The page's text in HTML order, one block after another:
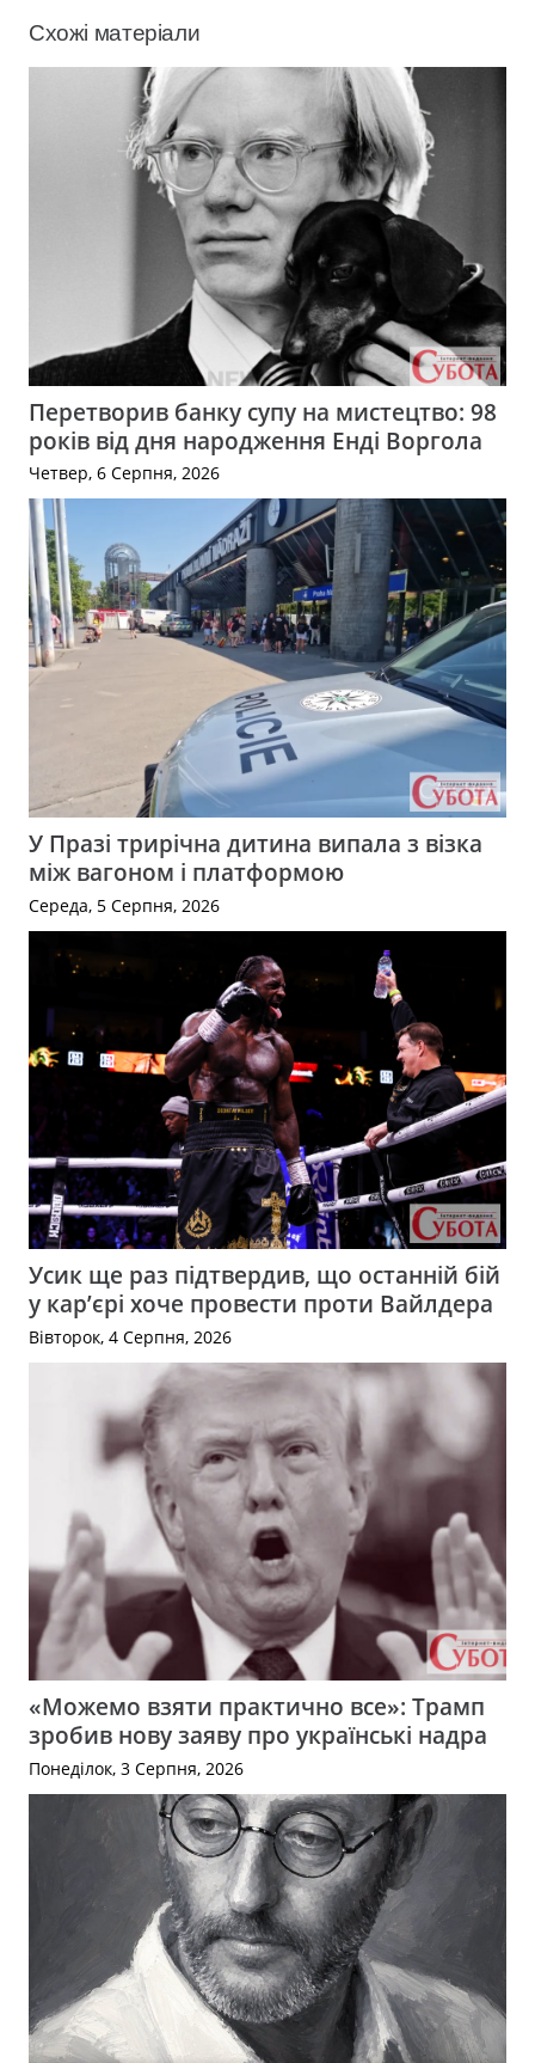
Схожі матеріали
Перетворив банку супу на мистецтво: 98
років від дня народження Енді Воргола
Четвер, 6 Серпня, 2026
У Празі трирічна дитина випала з візка
між вагоном і платформою
Середа, 5 Серпня, 2026
Усик ще раз підтвердив, що останній бій
у кар’єрі хоче провести проти Вайлдера
Вівторок, 4 Серпня, 2026
«Можемо взяти практично все»: Трамп
зробив нову заяву про українські надра
Понеділок, 3 Серпня, 2026